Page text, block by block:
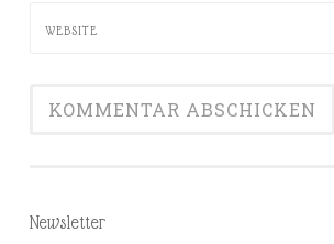
WEBSITE
Newsletter